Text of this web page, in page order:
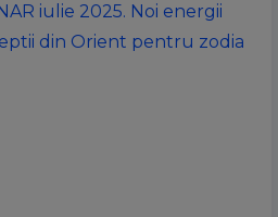
iulie 2025. Noi energii
din Orient pentru zodia